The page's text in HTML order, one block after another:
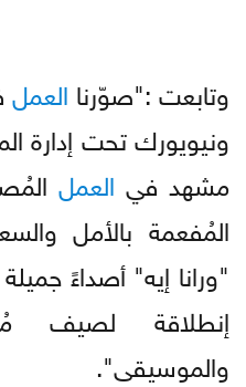
وتابعت :"صوّرنا العمل
ونيويورك تحت إدارة
مشهد في العمل
المُفعمة بالأمل
"ورانا إيه" أصداءً
إنطلاقة لصيف
والموسيقى".